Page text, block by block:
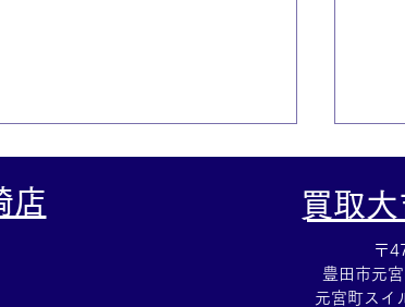
店 買取
〒
豊田市元
元宮町スイ